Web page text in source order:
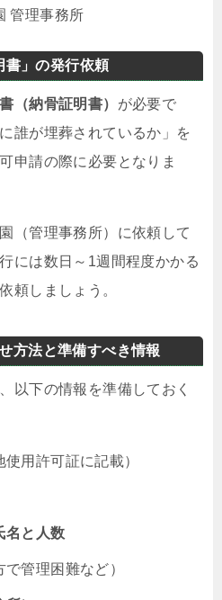
管理事務所
書」の発行依頼
（納骨証明書） が必要で
誰が埋葬されているか」を
申請の際に必要となりま
（管理事務所）に依頼して
には数日～1週間程度かかる
頼しましょう。
方法と準備すべき情報
以下の情報を準備しておく
使用許可証に記載）
名と人数
で管理困難など）